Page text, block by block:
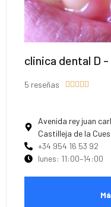
clinica dental D -
5 reseñas     
Avenida rey juan
Castilleja de la
+34 954 16 53 92
lunes: 11:00–14:00